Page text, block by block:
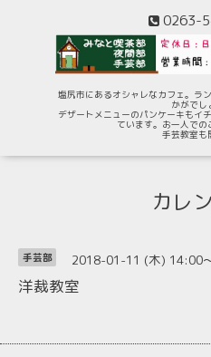
0263-
塩尻市にあるオシャレなカフェ。ラ
かがでし
デザートメニューのパンケーキもイ
ています。お一人での
手芸教室も
カレ
手芸部 2018-01-11 (木) 14:00
洋裁教室